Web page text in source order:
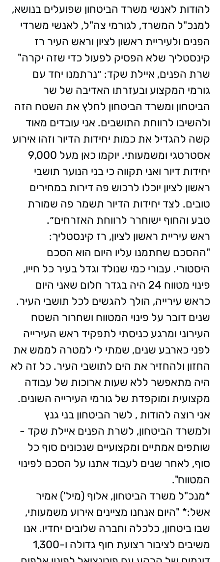
להודות לאנשי משרד הביטחון שפועלים בנושא,
למנכ"ל המשרד, לגורמי צה"ל, לאנשי משרדי
הפנים ולעיריית ראשון לציון וראש העיר רז
קינסטליך שלא הפסיק לפעול כדי שזה יקרה"
שרת הפנים, איילת שקד: ״נרתמנו יחד עם
גורמי המקצוע ובעזרתו האדיבה של שר
הביטחון ומשרד הביטחון לחלץ את השטח הזה
ולהשיבו לרווחת התושבים. אני עובדים מאוד
קשה להגדיל את כמות יחידות הדיור וזהו אירוע
אסטרטגי ומשמעותי. יוקמו כאן מעל 9,000
יחידות דיור ואני תקווה כי בני הנוער תושבי
ראשון לציון יוכלו לרכוש פה דירות במחירים
טובים. לצד יחידות הדיור תשמר פה שמורת
טבע והחוף ישוחרר לרווחת האזרחים״.
ראש עיריית ראשון לציון, רז קינסטליך:
"ההסכם שחתמנו עליו היום הוא הסכם
היסטורי. עבורי כמי שנולד וגדל בעיר כל חייו,
פינוי מטווח 24 היה בגדר חלום שאני היום
כראש עירייה, הולך להגשים לכל תושבי העיר.
שנים דובר על פינוי המטווח ושחרור השטח
העירוני ומרגע כניסתי לתפקיד ראש העירייה
לפני כארבע שנים, שמתי לי למטרה לממש את
החזון ולהחזיר את הים לתושבי העיר. כל זה לא
היה מתאפשר ללא שעות ארוכות של עבודה
מקצועית ומוקפדת של גורמי העירייה השונים.
אני רוצה להודות , לשר הביטחון בני גנץ
ולמשרד הביטחון, לשרת הפנים איילת שקד -
שותפים אמתיים ומקצועיים שנכונים סוף כל
סוף, לאחר שנים לעבוד אתנו על הסכם לפינוי
המטווח".
*מנכ"ל משרד הביטחון, אלוף (מיל') אמיר
אשל:* "היום אנחנו מציינים אירוע משמעותי,
שבו ביטחון, כלכלה וחברה שלובים יחדיו. אנו
משיבים לציבור רצועת חוף גדולה ו-1,300